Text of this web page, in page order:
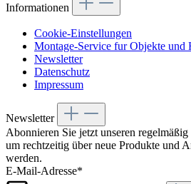
Informationen
Cookie-Einstellungen
Montage-Service fur Objekte und
Newsletter
Datenschutz
Impressum
Newsletter
Abonnieren Sie jetzt unseren
um rechtzeitig über neue Produkte und
werden.
E-Mail-Adresse*